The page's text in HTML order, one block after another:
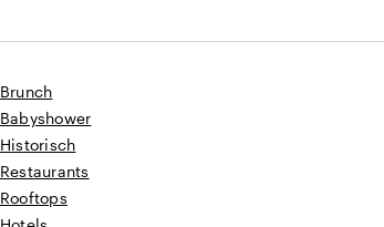
Brunch
Babyshower
Historisch
Restaurants
Rooftops